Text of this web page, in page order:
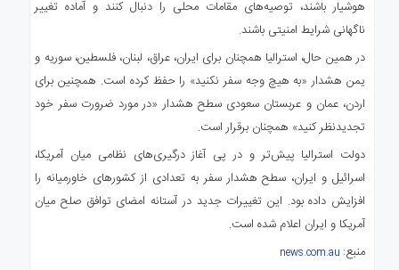
هوشیار باشند، توصیه‌های مقامات محلی را دنبال کنند و آماده تغییر
ناگهانی شرایط امنیتی باشند.
در همین حال، استرالیا همچنان برای ایران، عراق، لبنان، فلسطین، سوریه و
یمن هشدار «به هیچ وجه سفر نکنید» را حفظ کرده است. همچنین برای
اردن، عمان و عربستان سعودی سطح هشدار «در مورد ضرورت سفر خود
تجدیدنظر کنید» همچنان برقرار است.
دولت استرالیا پیش‌تر و در پی آغاز درگیری‌های نظامی میان آمریکا،
اسرائیل و ایران، سطح هشدار سفر به تعدادی از کشورهای خاورمیانه را
افزایش داده بود. این تغییرات جدید در آستانه امضای توافق صلح میان
آمریکا و ایران اعلام شده است.
منبع: